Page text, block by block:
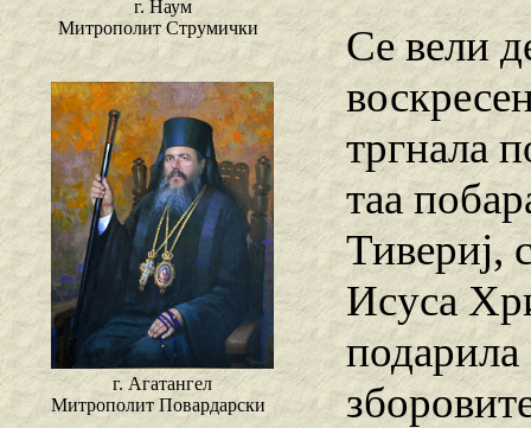
г. Наум
Митрополит Струмички
г. Агатангел
Митрополит Повардарски
Се вели
тргнала
таа
Тивериј,
Исуса
подарила